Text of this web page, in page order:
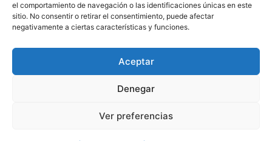
el comportamiento de navegación o las identificaciones únicas en este
sitio. No consentir o retirar el consentimiento, puede afectar
negativamente a ciertas características y funciones.
Aceptar
Denegar
Ver preferencias
Aviso legal
Política de privacidad
Política de cookies
Copyright © 2025 Herrera Property Marbella –